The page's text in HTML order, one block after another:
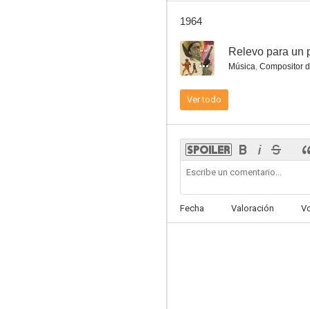
--
--
1964
-- Relevo para un
Música, Compositor
Ver todo
Fecha Valoración